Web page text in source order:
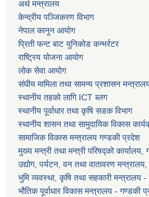
अर्थ मन्त्रालय
केन्द्रीय पञ्जिकरण विभाग
नेपाल कानुन आयोग
प्रिती फन्ट बाट युनिकोड कन्भर्रटर
राष्ट्रिय योजना आयोग
लोक सेवा आयोग
संघीय मामिला तथा सामन्य प्रशासन
स्थानीय तहको लागि ICT ब्लग
स्थानीय पूर्वाधार तथा कृषि सडक विभाग
स्थानीय शासन तथा सामुदायिक विकास
सामाजिक विकास मन्त्रालय गण्डकी प्रदेश
मुख्य मन्त्री तथा मन्त्री परिषद्को
उद्योग, पर्यटन, वन तथा वातावरण
भुमि व्यवस्था, कृषि तथा सहकारी मन्त्रालय
भौतिक पूर्वाधार विकास मन्त्रालय - गण्डकी